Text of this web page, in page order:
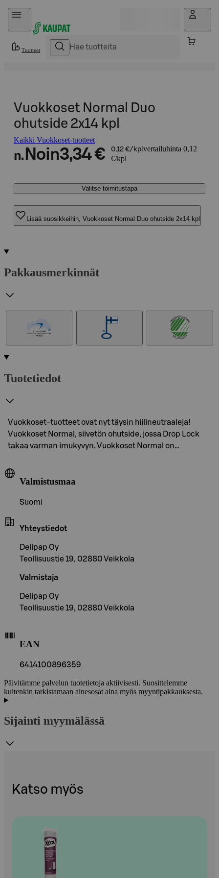
Hyppää sisältöön
Tuotteet
Vuokkoset Normal Duo
ohutside 2x14 kpl
Kaikki Vuokkoset-tuotteet
n. Noin3,34 € 0,12 €/kpl vertailuhinta 0,12
€/kpl
Valitse toimitustapa
Lisää suosikkeihin, Vuokkoset Normal Duo ohutside 2x14 kpl
Pakkausmerkinnät
Tuotetiedot
Vuokkoset-tuotteet ovat nyt täysin hiilineutraaleja!
Vuokkoset Normal, siivetön ohutside, jossa Drop Lock
takaa varman imukyvyn. Vuokkoset Normal on…
Valmistusmaa
Suomi
Yhteystiedot
Delipap Oy
Teollisuustie 19, 02880 Veikkola
Valmistaja
Delipap Oy
Teollisuustie 19, 02880 Veikkola
EAN
6414100896359
Päivitämme palvelun tuotetietoja aktiivisesti. Suosittelemme
kuitenkin tarkistamaan ainesosat aina myös myyntipakkauksesta.
Sijainti myymälässä
Katso myös